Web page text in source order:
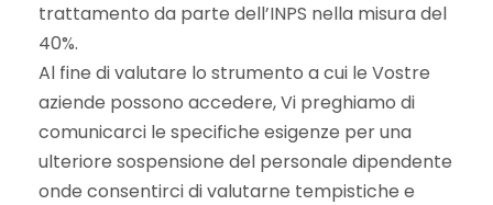
trattamento da parte dell’INPS nella misura del
40%.
Al fine di valutare lo strumento a cui le Vostre
aziende possono accedere, Vi preghiamo di
comunicarci le specifiche esigenze per una
ulteriore sospensione del personale dipendente
onde consentirci di valutarne tempistiche e